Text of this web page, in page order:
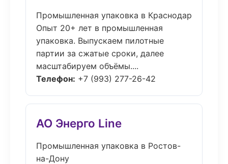
Промышленная упаковка в Краснодар
Опыт 20+ лет в промышленная
упаковка. Выпускаем пилотные
партии за сжатые сроки, далее
масштабируем объёмы....
Телефон: +7 (993) 277-26-42
АО Энерго Line
Промышленная упаковка в Ростов-
на-Дону